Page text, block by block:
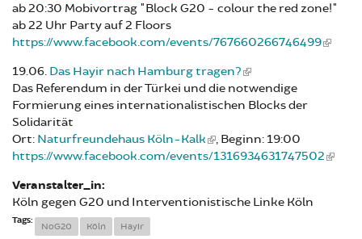
ab 20:30 Mobivortrag "Block G20 - colour the red zone!"
ab 22 Uhr Party auf 2 Floors
https://www.facebook.com/events/767660266746499
19.06. Das Hayir nach Hamburg tragen?
Das Referendum in der Türkei und die notwendige
Formierung eines internationalistischen Blocks der
Solidarität
Ort: Naturfreundehaus Köln-Kalk
, Beginn: 19:00
https://www.facebook.com/events/1316934631747502
Veranstalter_in:
Köln gegen G20 und Interventionistische Linke Köln
Tags:
NoG20 Köln Hayir